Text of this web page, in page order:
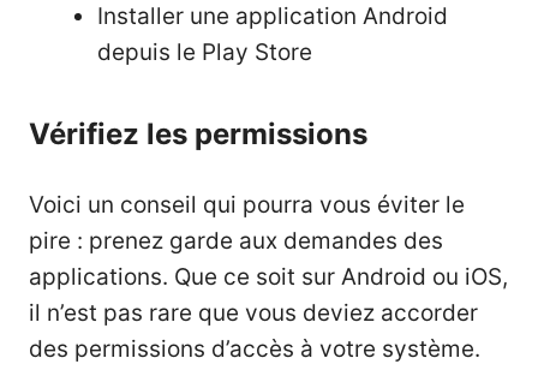
Installer une application Android
depuis le Play Store
Vérifiez les permissions
Voici un conseil qui pourra vous éviter le
pire : prenez garde aux demandes des
applications. Que ce soit sur Android ou iOS,
il n’est pas rare que vous deviez accorder
des permissions d’accès à votre système.